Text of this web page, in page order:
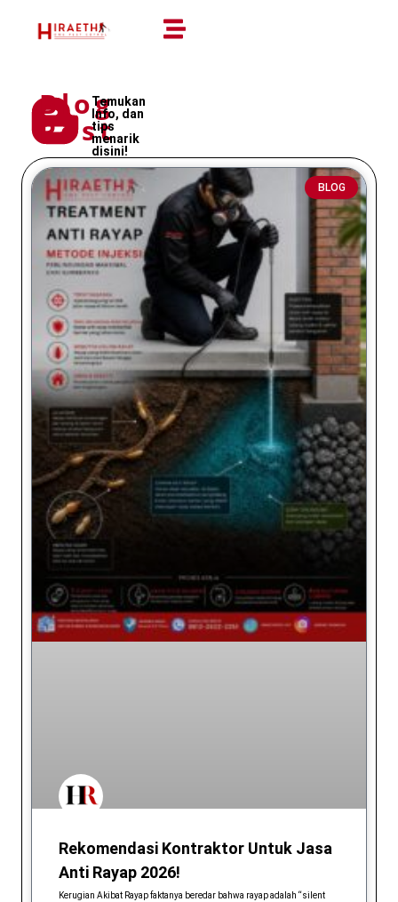
Blog
Post
Temukan
Info, dan
tips
menarik
disini!
BLOG
Rekomendasi Kontraktor Untuk Jasa
Anti Rayap 2026!
Kerugian Akibat Rayap faktanya beredar bahwa rayap adalah “silent